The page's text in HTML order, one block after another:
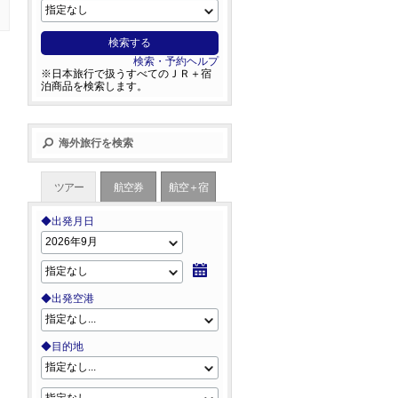
検索する
検索・予約ヘルプ
※日本旅行で扱うすべてのＪＲ＋宿
泊商品を検索します。
海外旅行を検索
ツアー 航空券 航空＋宿
◆出発月日
◆出発空港
◆目的地